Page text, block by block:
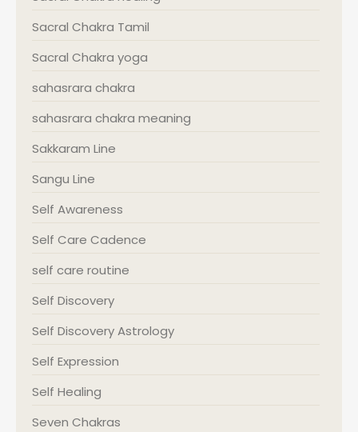
Sacral Chakra Tamil
Sacral Chakra yoga
sahasrara chakra
sahasrara chakra meaning
Sakkaram Line
Sangu Line
Self Awareness
Self Care Cadence
self care routine
Self Discovery
Self Discovery Astrology
Self Expression
Self Healing
Seven Chakras